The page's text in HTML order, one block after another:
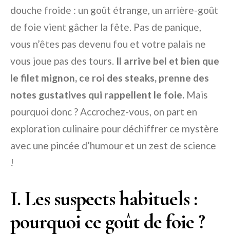
douche froide : un goût étrange, un arrière-goût
de foie vient gâcher la fête. Pas de panique,
vous n’êtes pas devenu fou et votre palais ne
vous joue pas des tours. Il arrive bel et bien que
le filet mignon, ce roi des steaks, prenne des
notes gustatives qui rappellent le foie. Mais
pourquoi donc ? Accrochez-vous, on part en
exploration culinaire pour déchiffrer ce mystère
avec une pincée d’humour et un zest de science
!
I. Les suspects habituels :
pourquoi ce goût de foie ?